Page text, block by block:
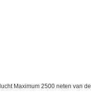
Maximum 2500 neten van de